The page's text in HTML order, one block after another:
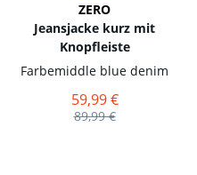
ZERO
Jeansjacke kurz mit
Knopfleiste
Farbemiddle blue denim
59,99 €
89,99 €